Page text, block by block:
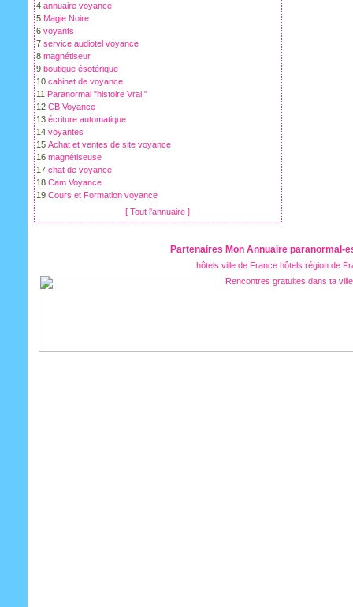
4 annuaire voyance
5 Magie Noire
6 voyants
7 service audiotel voyance
8 magnétiseur
9 boutique ésotérique
10 cabinet de voyance
11 Paranormal "histoire Vrai "
12 CB Voyance
13 écriture automatique
14 voyantes
15 Achat et ventes de site voyance
16 magnétiseuse
17 chat de voyance
18 Cam Voyance
19 Cours et Formation voyance
[ Tout l'annuaire ]
Partenaires Mon Annuaire paranormal-
hôtels ville de France hôtels région de